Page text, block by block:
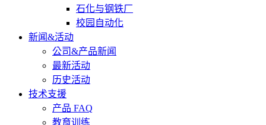
石化与钢铁厂
校园自动化
新闻&活动
公司&产品新闻
最新活动
历史活动
技术支援
产品 FAQ
教育训练